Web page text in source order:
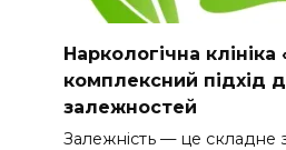
Наркологічна
комплексний підхід
залежностей
Залежність — це складне